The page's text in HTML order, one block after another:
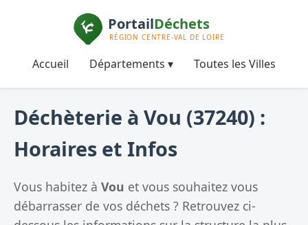
Accueil Départements ▾ Toutes les Villes
Déchèterie à Vou (37240) :
Horaires et Infos
Vous habitez à Vou et vous souhaitez vous
débarrasser de vos déchets ? Retrouvez ci-